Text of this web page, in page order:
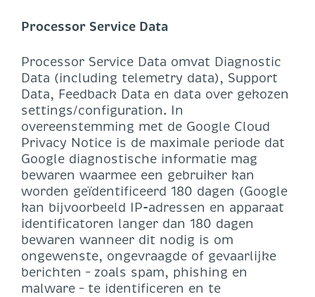
Processor Service Data
Processor Service Data omvat Diagnostic
Data (including telemetry data), Support
Data, Feedback Data en data over gekozen
settings/configuration. In
overeenstemming met de Google Cloud
Privacy Notice is de maximale periode dat
Google diagnostische informatie mag
bewaren waarmee een gebruiker kan
worden geïdentificeerd 180 dagen (Google
kan bijvoorbeeld IP-adressen en apparaat
identificatoren langer dan 180 dagen
bewaren wanneer dit nodig is om
ongewenste, ongevraagde of gevaarlijke
berichten – zoals spam, phishing en
malware – te identificeren en te